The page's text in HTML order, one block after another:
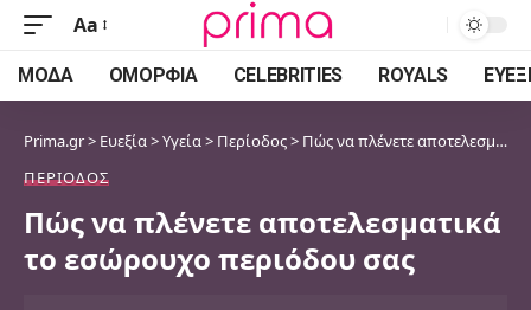
Font
Resizer
Aa
ΜΌΔΑ ΟΜΟΡΦΙΆ CELEBRITIES ROYALS
Prima.gr> Ευεξία>Υγεία> Περίοδος> Πώς να πλένετε αποτελεσματικά το εσώρουχο περιόδου σας
ΠΕΡΊΟΔΟΣ
Πώς να πλένετε αποτελεσματικά
το εσώρουχο περιόδου σας